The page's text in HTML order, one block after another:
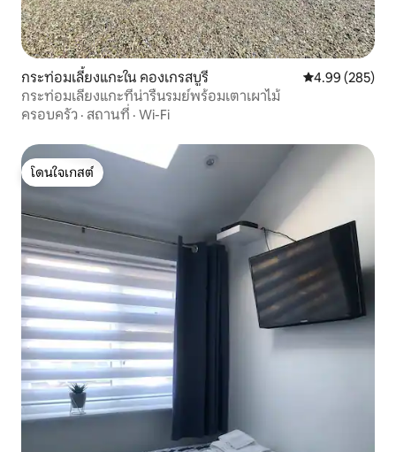
กระท่อมเลี้ยงแกะใน คองเกรสบูรี คะแนนเฉลี่ย
4.99 (285)
กระท่อมเลี้ยงแกะที่น่ารื่นรมย์พร้อมเตาเผาไม้
ครอบครัว · สถานที่ · Wi-Fi
โดนใจเกสต์
โดนใจเกสต์